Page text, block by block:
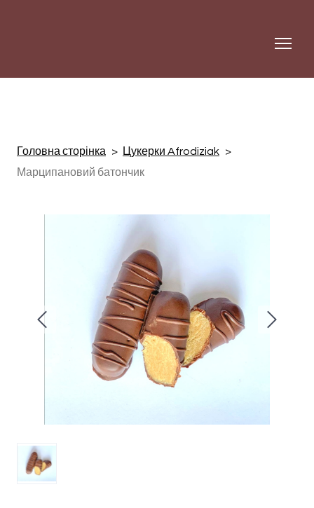
Головна сторінка
Цукерки Afrodiziak
Марципановий батончик